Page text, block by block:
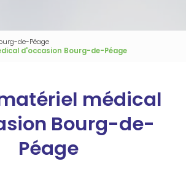
de-Péage
d'occasion Bourg-de-Péage
médical
Bourg-de-
Péage